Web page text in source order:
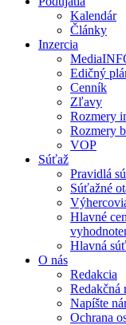
Kalendár
Články
Inzercia
Edičný
Cenník
Zľavy
Rozmery
Rozmery
VOP
Súťaž
Pravidlá
Súťažné
Hlavné
Hlavná
O nás
Redakcia
Redakčná
Napíšte
Ochrana